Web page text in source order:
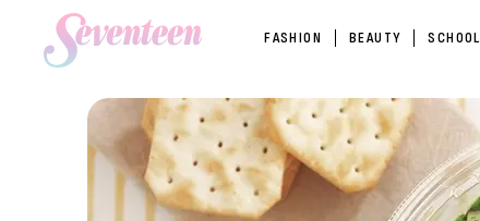
FASHION BEAUTY SCHOOL